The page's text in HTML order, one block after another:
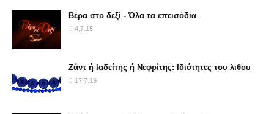
Βέρα στο δεξί - Όλα τα επεισόδια
4.7.15
Ζάντ ή Ιαδείτης ή Νεφρίτης: Ιδιότητες του λιθου
17.7.19